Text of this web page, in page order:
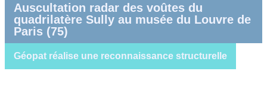
Auscultation radar des voûtes du
quadrilatère Sully au musée du Louvre de
Paris (75)
Géopat réalise une reconnaissance structurelle